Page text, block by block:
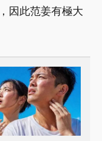
因此范姜有極大